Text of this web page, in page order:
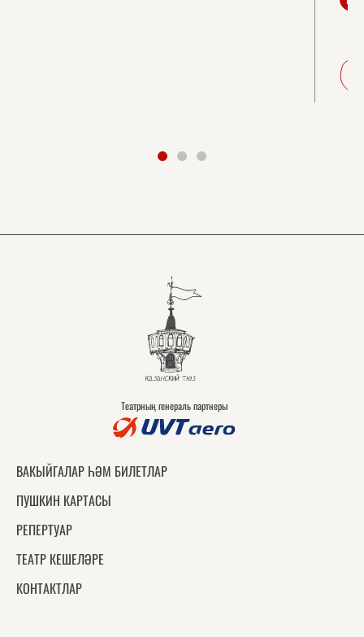
Театрның генераль партнеры
ВАКЫЙГАЛАР ҺӘМ БИЛЕТЛАР
ПУШКИН КАРТАСЫ
РЕПЕРТУАР
ТЕАТР КЕШЕЛӘРЕ
КОНТАКТЛАР